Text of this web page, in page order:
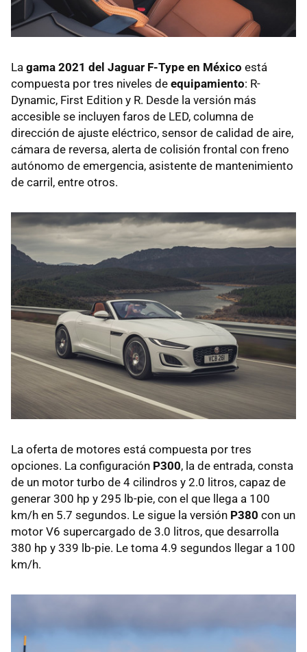
La gama 2021 del Jaguar F-Type en México está
compuesta por tres niveles de equipamiento: R-
Dynamic, First Edition y R. Desde la versión más
accesible se incluyen faros de LED, columna de
dirección de ajuste eléctrico, sensor de calidad de aire,
cámara de reversa, alerta de colisión frontal con freno
autónomo de emergencia, asistente de mantenimiento
de carril, entre otros.
La oferta de motores está compuesta por tres
opciones. La configuración P300, la de entrada, consta
de un motor turbo de 4 cilindros y 2.0 litros, capaz de
generar 300 hp y 295 lb-pie, con el que llega a 100
km/h en 5.7 segundos. Le sigue la versión P380 con un
motor V6 supercargado de 3.0 litros, que desarrolla
380 hp y 339 lb-pie. Le toma 4.9 segundos llegar a 100
km/h.